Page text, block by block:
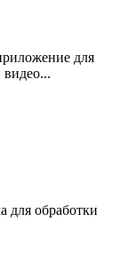
для
видео...
для обработки